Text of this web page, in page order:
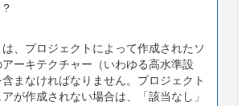
?
、プロジェクトによって作成されたソ
ーキテクチャー（いわゆる高水準設
まなければなりません。プロジェクト
が作成されない場合は、「該当なし」